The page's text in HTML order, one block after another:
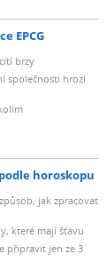
EPCG
brzy
společnosti hrozí
horoskopu
jak zpracovat
které mají šťávu
připravit jen ze 3